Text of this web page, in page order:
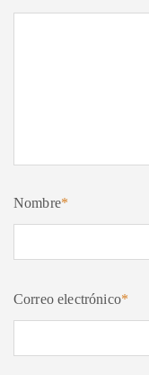
Nombre*
Correo electrónico*